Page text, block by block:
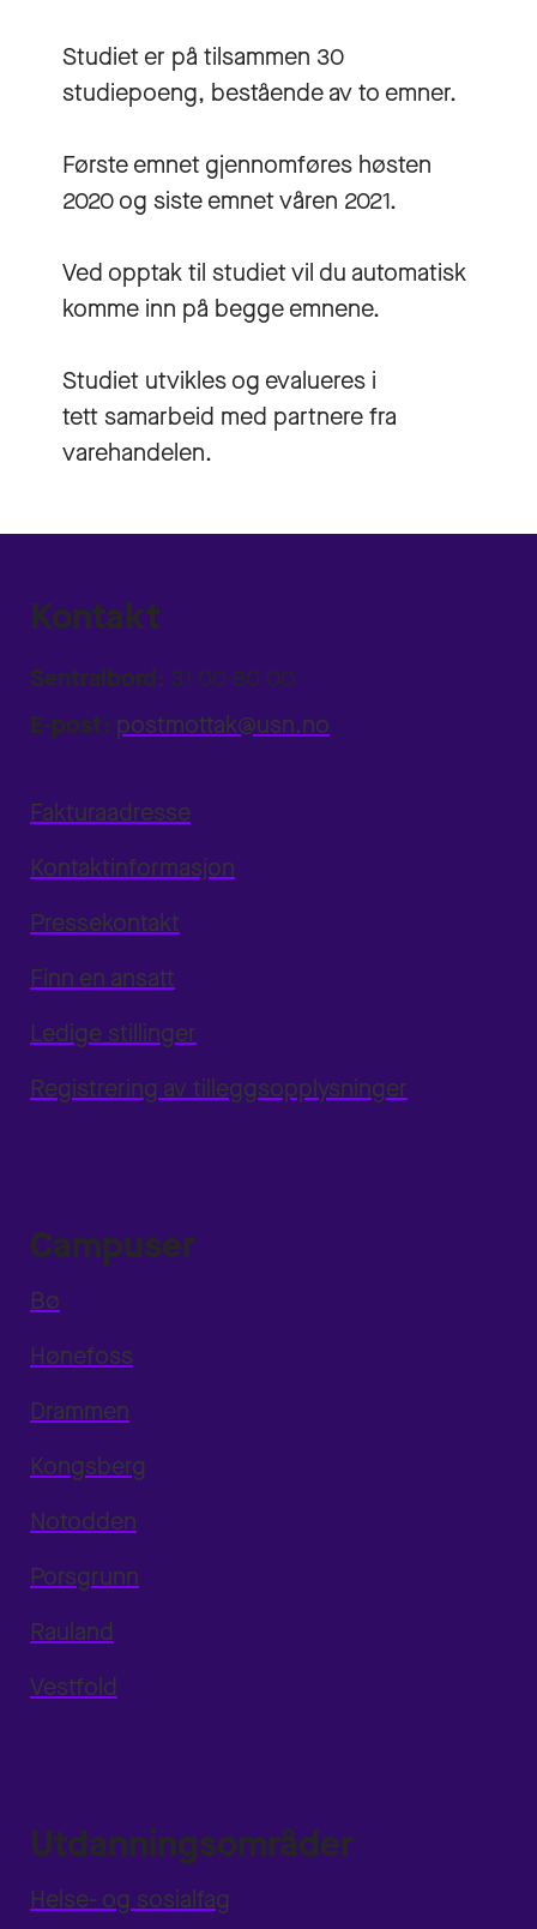
Studiet er på tilsammen 30
studiepoeng, bestående av to emner.
Første emnet gjennomføres høsten
2020 og siste emnet våren 2021.
Ved opptak til studiet vil du automatisk
komme inn på begge emnene.
Studiet utvikles og evalueres i
tett samarbeid med partnere fra
varehandelen.
Kontakt
Sentralbord: 31 00 80 00
E-post: postmottak@usn.no
Fakturaadresse
Kontaktinformasjon
Pressekontakt
Finn en ansatt
Ledige stillinger
Registrering av tilleggsopplysninger
Campuser
Bø
Hønefoss
Drammen
Kongsberg
Notodden
Porsgrunn
Rauland
Vestfold
Utdanningsområder
Helse- og sosialfag